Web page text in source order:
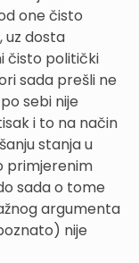
one čisto
uz dosta
čisto politički
sada prešli ne
sebi nije
i to na način
stanja u
primjerenim
sada o tome
argumenta
nije